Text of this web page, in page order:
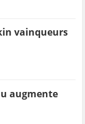
vainqueurs
augmente